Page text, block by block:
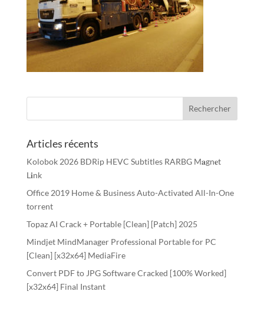
Articles récents
Kolobok 2026 BDRip HEVC Subtitles RARBG M𝐚gn𝐞t
L𝐢nk
Office 2019 Home & Business Auto-Activated All-In-One
torrent
Topaz AI Crack + Portable [Clean] [Patch] 2025
Mindjet MindManager Professional Portable for PC
[Clean] [x32x64] MediaFire
Convert PDF to JPG Software Cracked [100% Worked]
[x32x64] Final Instant